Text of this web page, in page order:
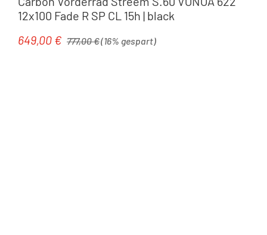
12x100 Fade R SP CL 15h | black
Verkaufspreis:
649,00 € Regulärer Preis:
777,00 €(16% gespart)